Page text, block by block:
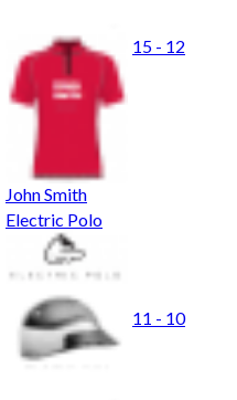
John Smith
15 - 12
Electric Polo
11 - 10